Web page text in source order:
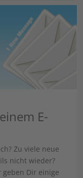
E-
Zu viele neue
nicht wieder?
Dir einige